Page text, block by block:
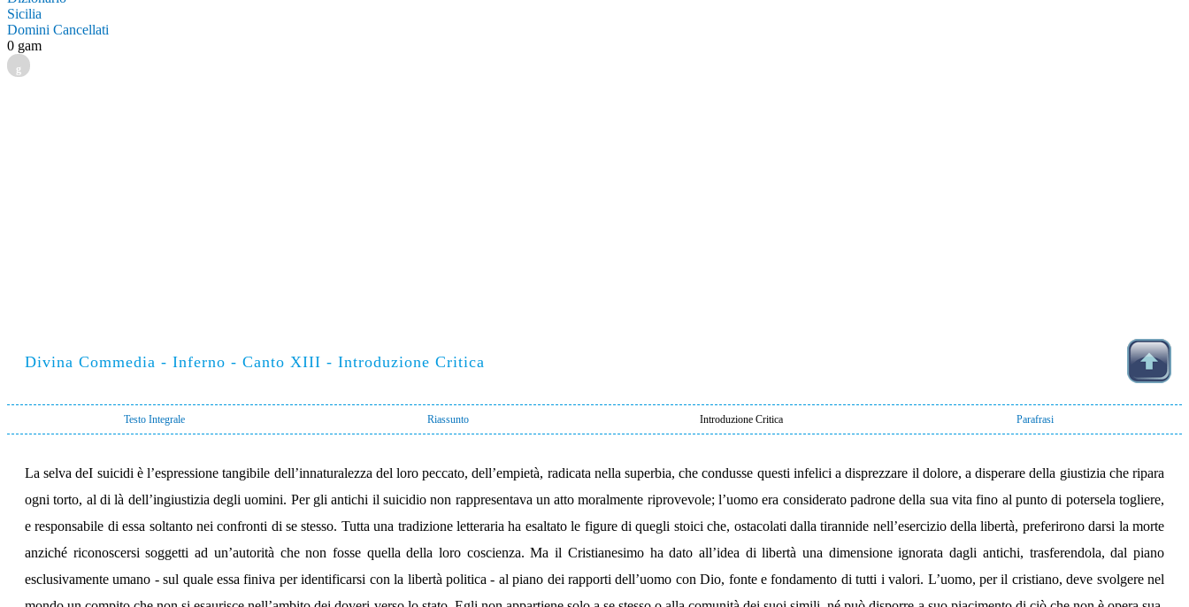
Sicilia
Domini Cancellati
0 gam
g
Divina Commedia - Inferno - Canto XIII - Introduzione Critica
Testo Integrale Riassunto Introduzione Critica Parafrasi
La selva deI suicidi è l’espressione tangibile dell’innaturalezza del loro peccato, dell’empietà, radicata nella superbia, che condusse questi infelici a disprezzare il dolore, a disperare della giustizia che ripara
ogni torto, al di là dell’ingiustizia degli uomini. Per gli antichi il suicidio non rappresentava un atto moralmente riprovevole; l’uomo era considerato padrone della sua vita fino al punto di potersela togliere,
e responsabile di essa soltanto nei confronti di se stesso. Tutta una tradizione letteraria ha esaltato le figure di quegli stoici che, ostacolati dalla tirannide nell’esercizio della libertà, preferirono darsi la morte
anziché riconoscersi soggetti ad un’autorità che non fosse quella della loro coscienza. Ma il Cristianesimo ha dato all’idea di libertà una dimensione ignorata dagli antichi, trasferendola, dal piano
esclusivamente umano - sul quale essa finiva per identificarsi con la libertà politica - al piano dei rapporti dell’uomo con Dio, fonte e fondamento di tutti i valori. L’uomo, per il cristiano, deve svolgere nel